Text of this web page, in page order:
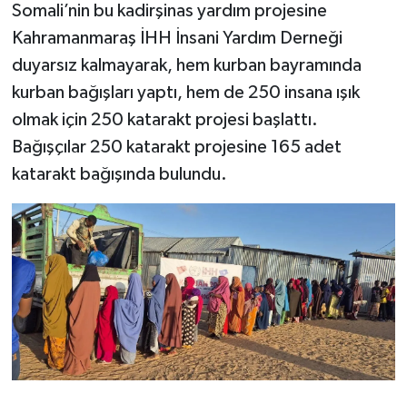
Somali’nin bu kadirşinas yardım projesine
Kahramanmaraş İHH İnsani Yardım Derneği
duyarsız kalmayarak, hem kurban bayramında
kurban bağışları yaptı, hem de 250 insana ışık
olmak için 250 katarakt projesi başlattı.
Bağışçılar 250 katarakt projesine 165 adet
katarakt bağışında bulundu.